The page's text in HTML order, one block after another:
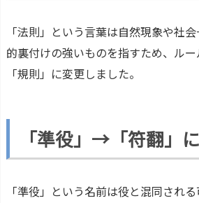
「法則」という言葉は自然現象や社
的裏付けの強いものを指すため、ル
「規則」に変更しました。
「準役」→「符翻」
「準役」という名前は役と混同され